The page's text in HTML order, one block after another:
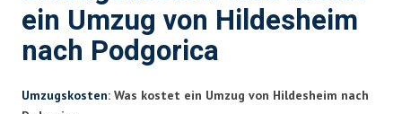
ein Umzug von Hildesheim
nach Podgorica
Umzugskosten: Was kostet ein Umzug von Hildesheim nach